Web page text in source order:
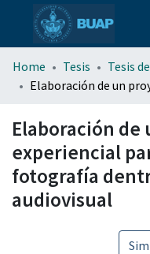
Home Tesis
Tesis
Elaboración
experiencial
fotografía
audiovisual